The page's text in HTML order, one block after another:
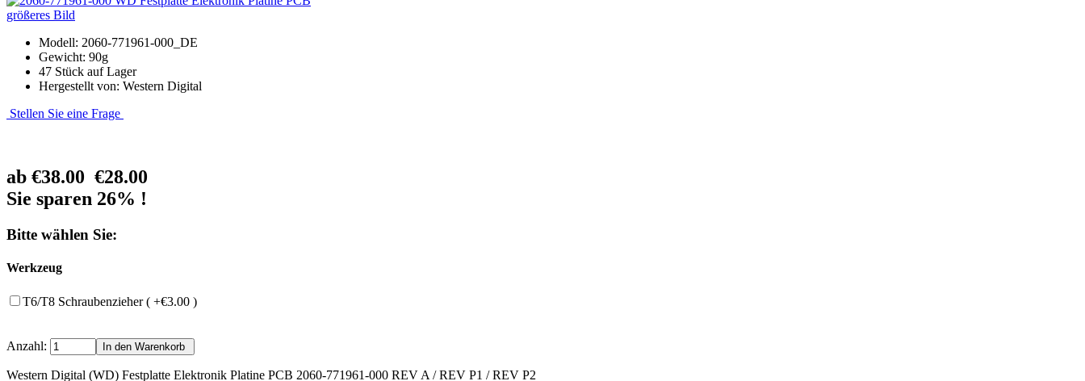
größeres Bild
Modell: 2060-771961-000_DE
Gewicht: 90g
47 Stück auf Lager
Hergestellt von: Western Digital
Stellen Sie eine Frage
ab €38.00 €28.00
Sie sparen 26% !
Bitte wählen Sie:
Werkzeug
T6/T8 Schraubenzieher ( +€3.00 )
Anzahl:
Western Digital (WD) Festplatte Elektronik Platine PCB 2060-771961-000 REV A / REV P1 / REV P2